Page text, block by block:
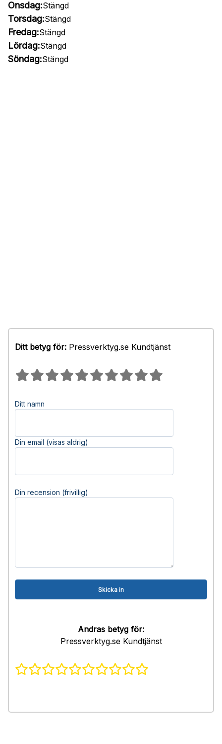
Onsdag:Stängd
Torsdag:Stängd
Fredag:Stängd
Lördag:Stängd
Söndag:Stängd
Ditt betyg för: Pressverktyg.se Kundtjänst
Ditt namn
Din email (visas aldrig)
Din recension (frivillig)
Andras betyg för:
Pressverktyg.se Kundtjänst